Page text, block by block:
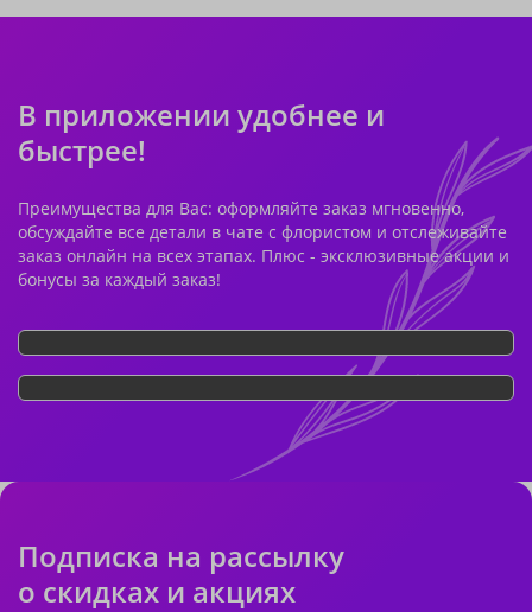
В приложении удобнее и
быстрее!
Преимущества для Вас: оформляйте заказ мгновенно,
обсуждайте все детали в чате с флористом и отслеживайте
заказ онлайн на всех этапах. Плюс - эксклюзивные акции и
бонусы за каждый заказ!
Подписка на рассылку
о скидках и акциях